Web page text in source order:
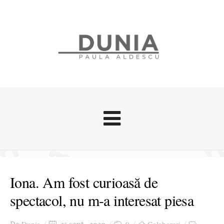
Stari afective
Zice Dunia
Călătorii
Cursuri povestite
Iona. Am fost curioasă de
spectacol, nu m-a interesat piesa